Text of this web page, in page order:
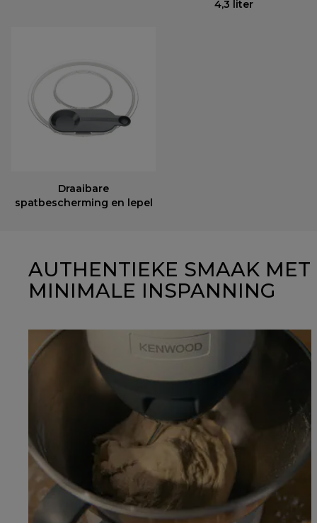
4,3 liter
Draaibare
spatbescherming en lepel
AUTHENTIEKE SMAAK MET
MINIMALE INSPANNING